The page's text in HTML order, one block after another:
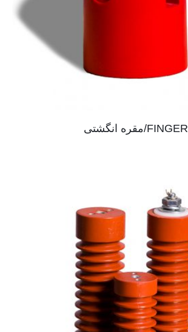
FINGER/مقره انگشتی